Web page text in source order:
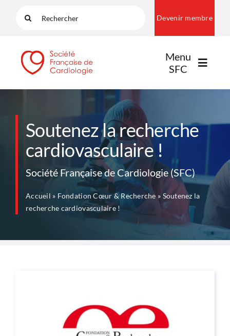
Rechercher: Devenir membre
Menu
SFC
LA SFC
NOS COMMUNAUTÉS
PUBLICATIONS
PRIX ET BOURSES
Soutenez la recherche
cardiovasculaire !
Société Française de Cardiologie (SFC)
Accueil » Fondation Cœur & Recherche » Soutenez la
recherche cardiovasculaire !